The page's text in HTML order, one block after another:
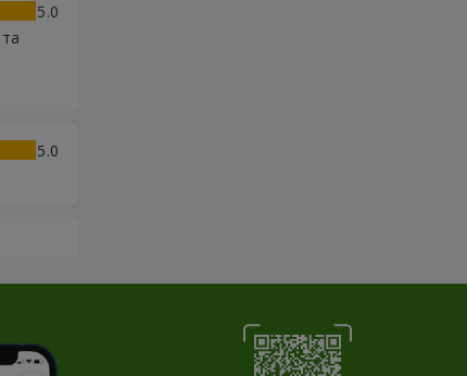
5
5